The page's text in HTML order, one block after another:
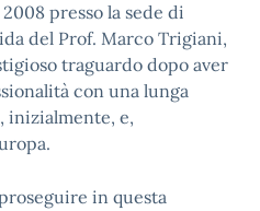
presso la sede di
del Prof. Marco Trigiani,
traguardo dopo aver
con una lunga
inizialmente, e,
in questa